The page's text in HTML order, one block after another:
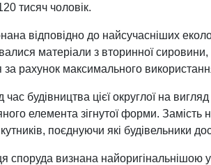
тисяч чоловік.
відповідно до найсучасніших
матеріали з вторинної сировини,
за рахунок максимального
час будівництва цієї округлої на
елемента зігнутої форми. Замість
поєднуючи які будівельники
споруда визнана найоригінальнішою у